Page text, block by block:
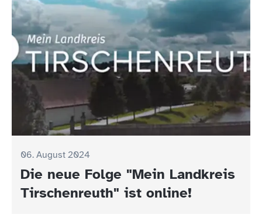
06. August 2024
Die neue Folge "Mein Landkreis
Tirschenreuth" ist online!